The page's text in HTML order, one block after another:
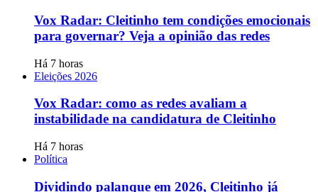
Vox Radar: Cleitinho tem condições emocionais
para governar? Veja a opinião das redes
Há 7 horas
Eleições 2026
Vox Radar: como as redes avaliam a
instabilidade na candidatura de Cleitinho
Há 7 horas
Política
Dividindo palanque em 2026, Cleitinho já